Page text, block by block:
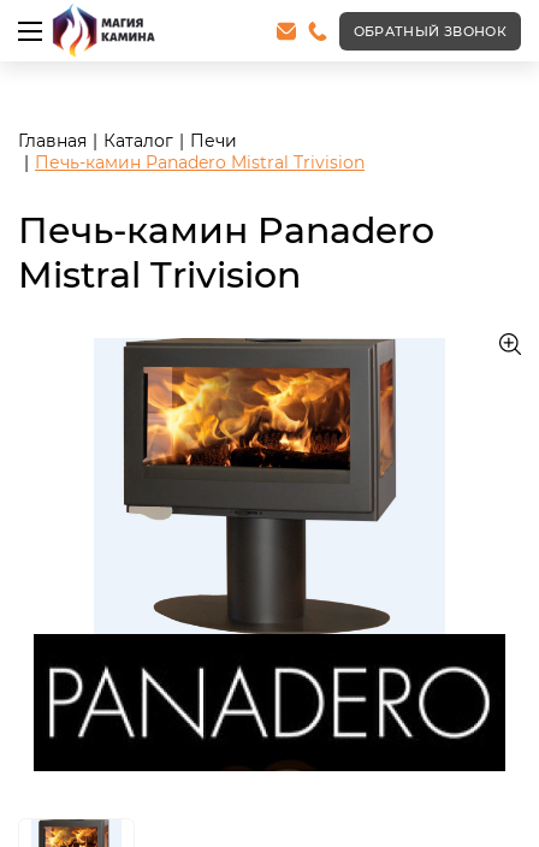
<meta name="robots" content="noindex, follow"/>
ОБРАТНЫЙ ЗВОНОК
Главная Каталог
Печи
Печь-камин Panadero Mistral Trivision
Печь-камин Panadero
Mistral Trivision